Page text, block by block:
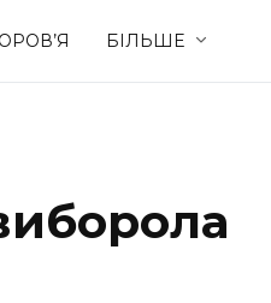
БІЛЬШЕ
Стиль життя